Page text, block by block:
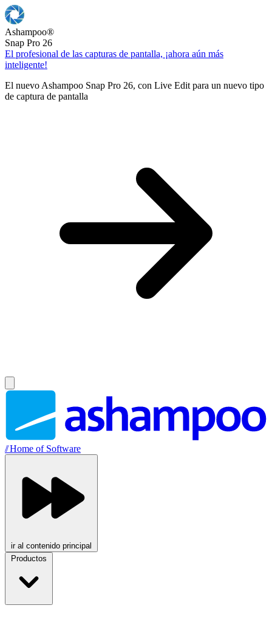
Ashampoo®
Snap Pro 26
El profesional de las capturas de pantalla, ¡ahora aún más
inteligente!
El nuevo Ashampoo Snap Pro 26, con Live Edit para un nuevo tipo
de captura de pantalla
//Home of Software
ir al contenido principal
Productos